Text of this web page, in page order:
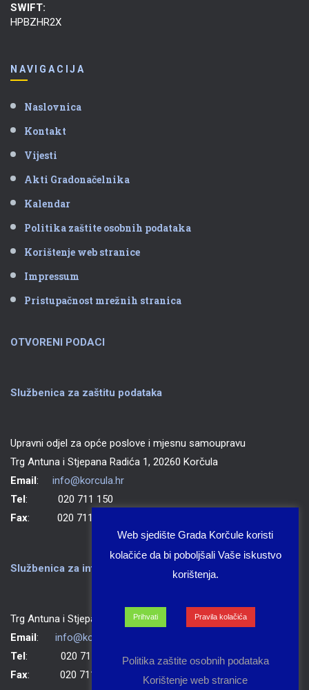
SWIFT:
HPBZHR2X
NAVIGACIJA
Naslovnica
Kontakt
Vijesti
Akti Gradonačelnika
Kalendar
Politika zaštite osobnih podataka
Korištenje web stranice
Impressum
Pristupačnost mrežnih stranica
OTVORENI PODACI
Službenica za zaštitu podataka
Upravni odjel za opće poslove i mjesnu samoupravu
Trg Antuna i Stjepana Radića 1, 20260 Korčula
Email: info@korcula.hr
Tel: 020 711 150
Fax: 020 711 702
Službenica za informiranje Grada Korčule
Trg Antuna i Stjepana Radića 1, 20260 Korčula
Email: info@korcula.hr
Tel: 020 711 150
Fax: 020 711 702
Web sjedište Grada Korčule koristi
kolačiće da bi poboljšali Vaše iskustvo
korištenja.
Prihvati Pravila kolačića
Politika zaštite osobnih podataka
Korištenje web stranice